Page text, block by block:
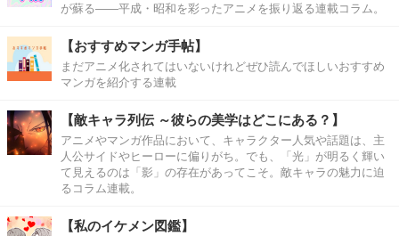
が蘇る――平成・昭和を彩ったアニメを振り返る連載コラム。
【おすすめマンガ手帖】
まだアニメ化されてはいないけれどぜひ読んでほしいおすすめ
マンガを紹介する連載
【敵キャラ列伝 ～彼らの美学はどこにある？】
アニメやマンガ作品において、キャラクター人気や話題は、主
人公サイドやヒーローに偏りがち。でも、「光」が明るく輝い
て見えるのは「影」の存在があってこそ。敵キャラの魅力に迫
るコラム連載。
【私のイケメン図鑑】